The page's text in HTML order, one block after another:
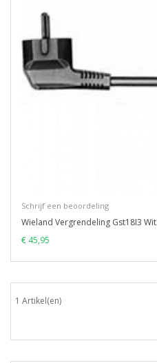
Schrijf een beoordeling
Wieland Vergrendeling Gst18I3
€ 45,95
1 Artikel(en)